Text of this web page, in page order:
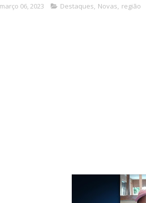
março 06, 2023 Destaques, Novas, região